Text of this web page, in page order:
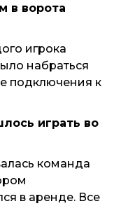
в ворота
игрока
набраться
подключения к
играть во
команда
в аренде. Все